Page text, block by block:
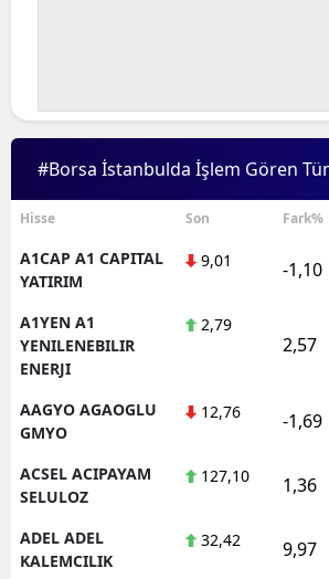
#Borsa İstanbulda İşlem Gören
Hisse Son Fark%
A1CAP A1 CAPITAL
YATIRIM
9,01 -1,10
A1YEN A1
YENILENEBILIR
ENERJI
2,79
2,57
AAGYO AGAOGLU
GMYO
12,76 -1,69
ACSEL ACIPAYAM
SELULOZ
127,10 1,36
ADEL ADEL
KALEMCILIK
32,42 9,97